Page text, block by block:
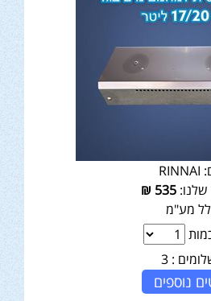
RINNAI
שלנו:535
₪
מע"מ
:
3
נוספים